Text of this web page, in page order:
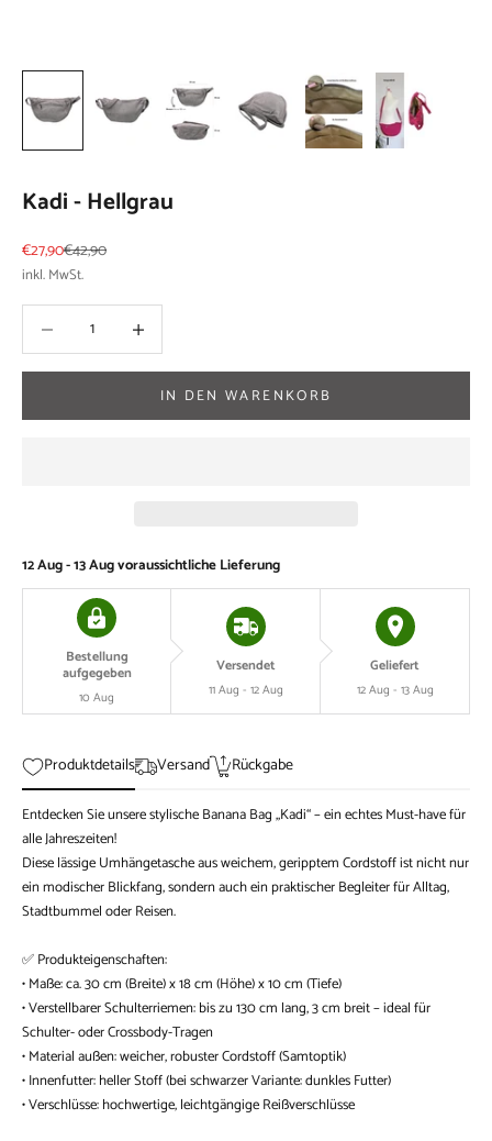
Kadi - Hellgrau
Angebot
€27,90Regulärer Preis
€42,90
inkl. MwSt.
IN DEN WARENKORB
12 Aug - 13 Augvoraussichtliche Lieferung
Bestellung
aufgegeben
10 Aug
Versendet
11 Aug - 12 Aug
Geliefert
12 Aug - 13 Aug
Produktdetails Versand Rückgabe
Entdecken Sie unsere stylische Banana Bag „Kadi“ – ein echtes Must-have für
alle Jahreszeiten!
Diese lässige Umhängetasche aus weichem, geripptem Cordstoff ist nicht nur
ein modischer Blickfang, sondern auch ein praktischer Begleiter für Alltag,
Stadtbummel oder Reisen.
✅ Produkteigenschaften:
• Maße: ca. 30 cm (Breite) x 18 cm (Höhe) x 10 cm (Tiefe)
• Verstellbarer Schulterriemen: bis zu 130 cm lang, 3 cm breit – ideal für
Schulter- oder Crossbody-Tragen
• Material außen: weicher, robuster Cordstoff (Samtoptik)
• Innenfutter: heller Stoff (bei schwarzer Variante: dunkles Futter)
• Verschlüsse: hochwertige, leichtgängige Reißverschlüsse